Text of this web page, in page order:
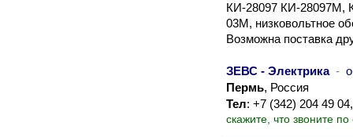
КИ-28097 КИ-28097М,
03М, низковольтное
Возможна поставка
ЗЕВС - Электрика -
Пермь, Россия
Тел: +7 (342) 204 49
скажите, что звоните